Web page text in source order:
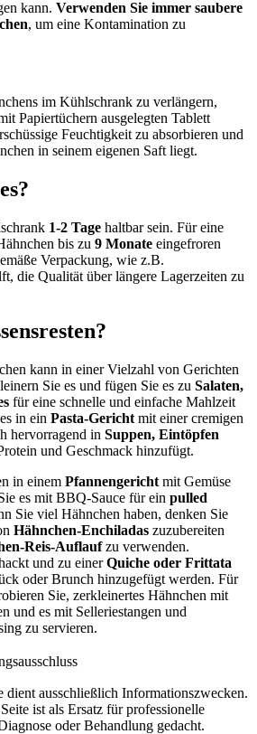
kann. Verwenden Sie immer saubere
, um eine Kontamination zu
im Kühlschrank zu verlängern,
Papiertüchern ausgelegten Tablett
Feuchtigkeit zu absorbieren und
in seinem eigenen Saft liegt.
1-2 Tage haltbar sein. Für eine
bis zu 9 Monate eingefroren
Verpackung, wie z.B.
die Qualität über längere Lagerzeiten zu
kann in einer Vielzahl von Gerichten
Sie es und fügen Sie es zu Salaten,
für eine schnelle und einfache Mahlzeit
in ein Pasta-Gericht mit einer cremigen
hervorragend in Suppen, Eintöpfen
und Geschmack hinzufügt.
in einem Pfannengericht mit Gemüse
es mit BBQ-Sauce für ein pulled
Sie viel Hähnchen haben, denken Sie
Hähnchen-Enchiladas zuzubereiten
Reis-Auflaufzu verwenden.
und zu einerQuiche oder Frittata
oder Brunch hinzugefügt werden. Für
Sie, zerkleinertes Hähnchen mit
und es mit Selleriestangen und
zu servieren.
dient ausschließlich Informationszwecken.
ist als Ersatz für professionelle
oder Behandlung gedacht.